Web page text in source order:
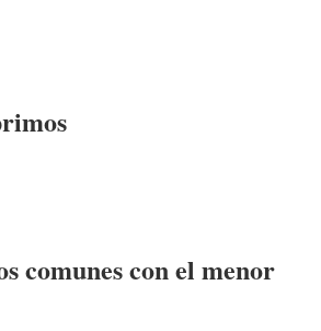
comunes con el menor